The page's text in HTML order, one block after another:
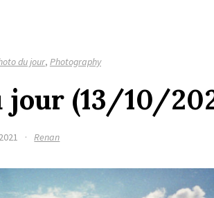
du jour, Photography
jour (13/10/
· Renan